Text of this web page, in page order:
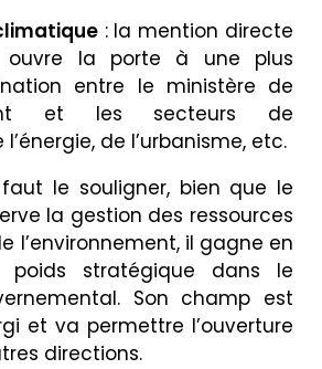
: la mention directe
la porte à une plus
entre le ministère de
et les secteurs de
l’énergie, de l’urbanisme, etc.
le souligner, bien que le
la gestion des ressources
l’environnement, il gagne en
stratégique dans le
Son champ est
et va permettre l’ouverture
directions.